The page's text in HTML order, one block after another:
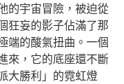
的宇宙冒險，被迫從
狂妄的影子佔滿了那
端的酸氣扭曲。一個
來，它的底座還不斷
大勝利」的霓虹燈